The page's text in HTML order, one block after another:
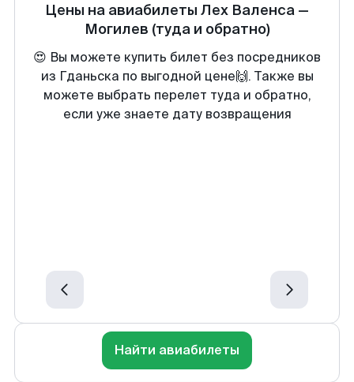
Цены на авиабилеты Лех Валенса —
Могилев (туда и обратно)
😍 Вы можете купить билет без посредников
из Гданьска по выгодной цене🙌. Также вы
можете выбрать перелет туда и обратно,
если уже знаете дату возвращения
Найти авиабилеты